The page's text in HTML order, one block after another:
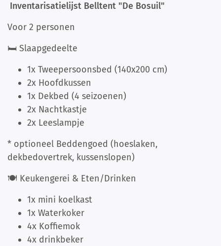
Inventarisatielijst Belltent "De Bosuil"
Voor 2 personen
🛏️ Slaapgedeelte
1x Tweepersoonsbed (140x200 cm)
2x Hoofdkussen
1x Dekbed (4 seizoenen)
2x Nachtkastje
2x Leeslampje
* optioneel Beddengoed (hoeslaken,
dekbedovertrek, kussenslopen)
🍽️ Keukengerei & Eten/Drinken
1x mini koelkast
1x Waterkoker
4x Koffiemok
4x drinkbeker